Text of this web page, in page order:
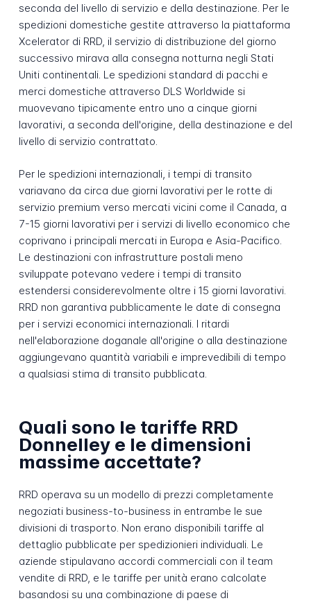
seconda del livello di servizio e della destinazione. Per le
spedizioni domestiche gestite attraverso la piattaforma
Xcelerator di RRD, il servizio di distribuzione del giorno
successivo mirava alla consegna notturna negli Stati
Uniti continentali. Le spedizioni standard di pacchi e
merci domestiche attraverso DLS Worldwide si
muovevano tipicamente entro uno a cinque giorni
lavorativi, a seconda dell'origine, della destinazione e del
livello di servizio contrattato.
Per le spedizioni internazionali, i tempi di transito
variavano da circa due giorni lavorativi per le rotte di
servizio premium verso mercati vicini come il Canada, a
7-15 giorni lavorativi per i servizi di livello economico che
coprivano i principali mercati in Europa e Asia-Pacifico.
Le destinazioni con infrastrutture postali meno
sviluppate potevano vedere i tempi di transito
estendersi considerevolmente oltre i 15 giorni lavorativi.
RRD non garantiva pubblicamente le date di consegna
per i servizi economici internazionali. I ritardi
nell'elaborazione doganale all'origine o alla destinazione
aggiungevano quantità variabili e imprevedibili di tempo
a qualsiasi stima di transito pubblicata.
Quali sono le tariffe RRD
Donnelley e le dimensioni
massime accettate?
RRD operava su un modello di prezzi completamente
negoziati business-to-business in entrambe le sue
divisioni di trasporto. Non erano disponibili tariffe al
dettaglio pubblicate per spedizionieri individuali. Le
aziende stipulavano accordi commerciali con il team
vendite di RRD, e le tariffe per unità erano calcolate
basandosi su una combinazione di paese di